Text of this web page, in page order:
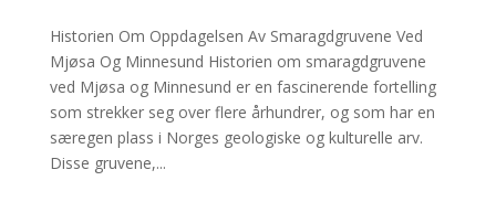
Historien Om Oppdagelsen Av Smaragdgruvene Ved
Mjøsa Og Minnesund Historien om smaragdgruvene
ved Mjøsa og Minnesund er en fascinerende fortelling
som strekker seg over flere århundrer, og som har en
særegen plass i Norges geologiske og kulturelle arv.
Disse gruvene,...